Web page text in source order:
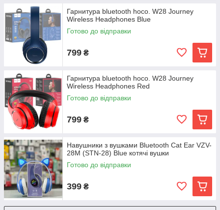
Гарнитура bluetooth hoco. W28 Journey
Wireless Headphones Blue
Готово до відправки
799 ₴
Гарнитура bluetooth hoco. W28 Journey
Wireless Headphones Red
Готово до відправки
799 ₴
Навушники з вушками Bluetooth Cat Ear VZV-
28M (STN-28) Blue котячі вушки
Готово до відправки
399 ₴